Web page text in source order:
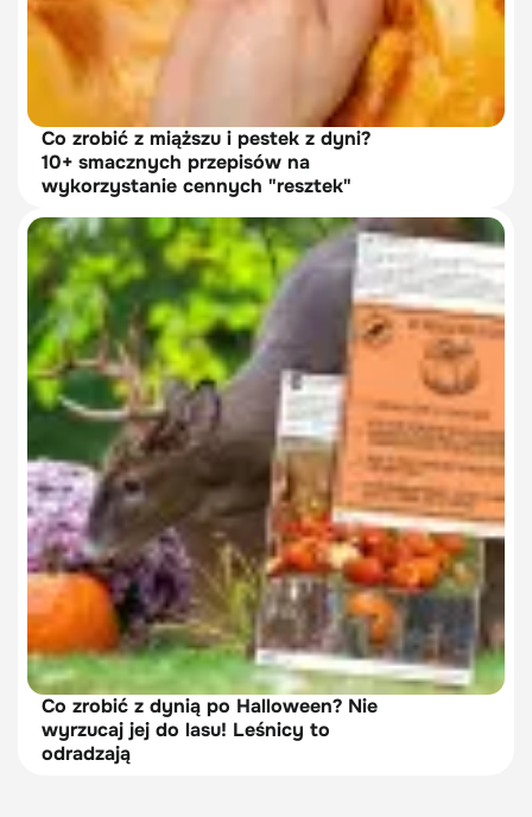
Co zrobić z miąższu i pestek z dyni?
10+ smacznych przepisów na
wykorzystanie cennych "resztek"
Co zrobić z dynią po Halloween? Nie
wyrzucaj jej do lasu! Leśnicy to
odradzają